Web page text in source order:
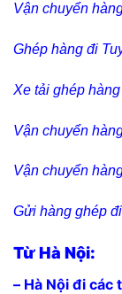
Vận chuyển
Ghép hàng đi
Xe tải ghép
Vận chuyển
Vận chuyển
Gửi hàng ghép
Từ Hà Nội:
– Hà Nội đi các